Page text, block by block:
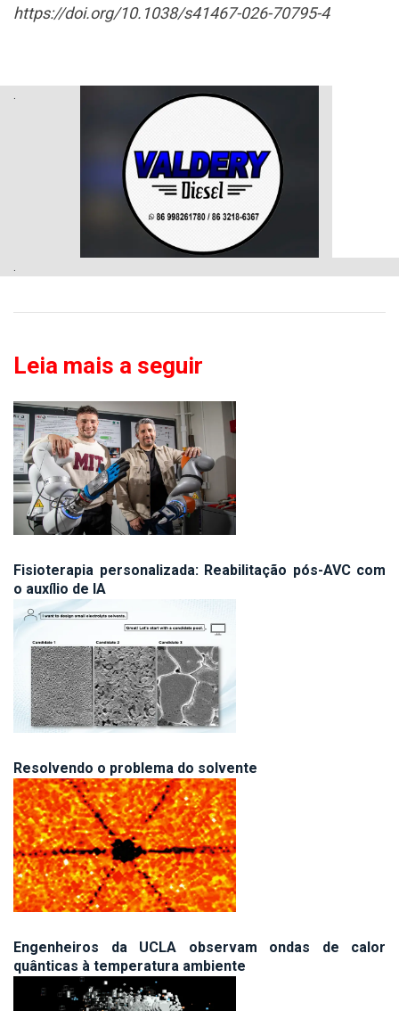
https://doi.org/10.1038/s41467-026-70795-4
.
Leia mais a seguir
Fisioterapia personalizada: Reabilitação pós-AVC com
o auxílio de IA
Resolvendo o problema do solvente
Engenheiros da UCLA observam ondas de calor
quânticas à temperatura ambiente